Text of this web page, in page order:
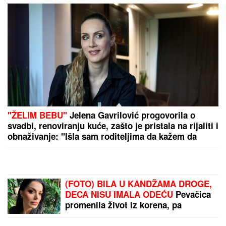
Beograđanin ostao bez
oba točka na automobilu!
Saobraćajna nezgoda u
Velikoj Župi, rizična
deonica na putu ka
primorju (FOTO)
ON JE NOVI UČESNIK